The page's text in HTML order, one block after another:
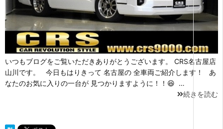
いつもブログをご覧いただきありがとうございます。 CRS名古屋店
山川です。 今日もはりきって 名古屋の 全車両ご紹介します！ あ
なたのお気に入りの一台が 見つかりますように！！😆 …
続きを読む